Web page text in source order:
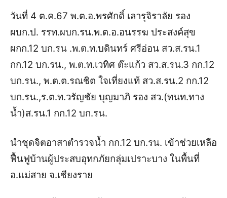
วันที่ 4 ต.ค.67 พ.ต.อ.พรศักดิ์ เลารุจิราลัย รอง
ผบก.ป. รรท.ผบก.รน.พ.ต.อ.อนรรฆ ประสงค์สุข
ผกก.12 บก.รน .พ.ต.ท.บดินทร์ ศรีอ่อน สว.ส.รน.1
กก.12 บก.รน., พ.ต.ท.เวทิศ ต๊ะแก้ว สว.ส.รน.3 กก.12
บก.รน., พ.ต.ต.รณชิต ใจเที่ยงแท้ สว.ส.รน.2 กก.12
บก.รน.,ร.ต.ท.วรัญชัย บุญมาภิ รอง สว.(ทนท.ทาง
น้ำ)ส.รน.1 กก.12 บก.รน.
นำชุดจิตอาสาตำรวจน้ำ กก.12 บก.รน. เข้าช่วยเหลือ
ฟื้นฟูบ้านผู้ประสบอุทกภัยกลุ่มเปราะบาง ในพื้นที่
อ.แม่สาย จ.เชียงราย